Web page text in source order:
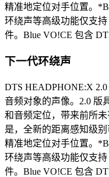
精准地定位对手位置。
环绕声等高级功能仅支
件。Blue VO!CE 包含
下一代环绕声
DTS HEADPHONE:X
音频对象的声像。2.0 版
和音频定位，带来前所
是，全新的距离感知级
精准地定位对手位置。
环绕声等高级功能仅支
件。Blue VO!CE 包含